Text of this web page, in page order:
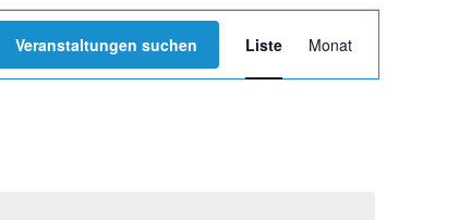
Veranstaltungen suchen
Ansichten-
Liste Monat